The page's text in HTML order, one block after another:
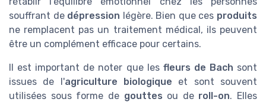
souffrant de dépression légère. Bien que ces produits
ne remplacent pas un traitement médical, ils peuvent
être un complément efficace pour certains.
Il est important de noter que les fleurs de Bach sont
issues de l'agriculture biologique et sont souvent
utilisées sous forme de gouttes ou de roll-on. Elles